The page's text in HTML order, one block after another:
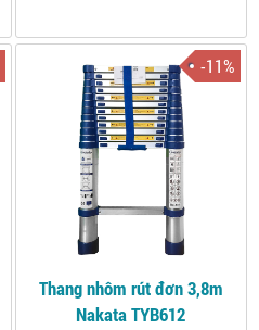
-11%
Thang nhôm rút đơn 3,8m
Nakata TYB612